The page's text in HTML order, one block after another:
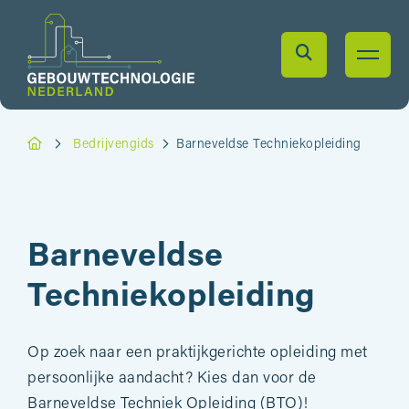
Bedrijvengids Barneveldse Techniekopleiding
Barneveldse
Techniekopleiding
Op zoek naar een praktijkgerichte opleiding met
persoonlijke aandacht? Kies dan voor de
Barneveldse Techniek Opleiding (BTO)!